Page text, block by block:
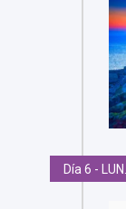
Día 6 - LUN.